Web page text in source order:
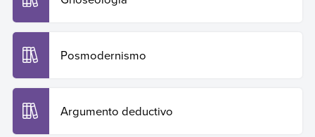
Posmodernismo
Argumento deductivo